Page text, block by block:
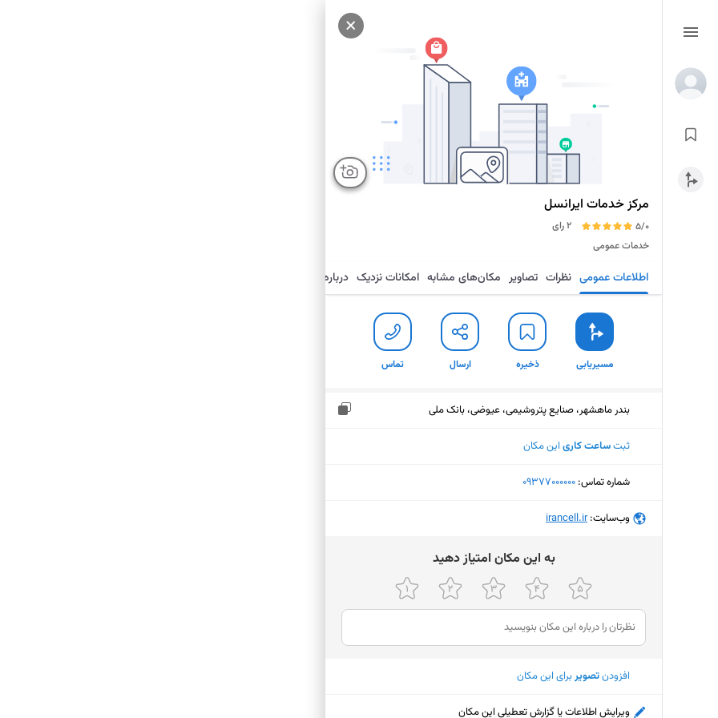
مرکز خدمات ایرانسل
5/0
2 رای
خدمات عمومی
اطلاعات عمومی نظرات تصاویر مکان‌های مشابه امکانات نزدیک درباره
مسیریابی ذخیره ارسال تماس
بندر ماهشهر، صنایع پتروشیمی، عیوضی، بانک ملی
ثبتساعت کاری این مکان
شماره تماس: ‎09377000000
وب‌سایت:‎irancell.ir
ﺑﻪ اﯾﻦ ﻣﮑﺎن اﻣﺘﯿﺎز دﻫﯿﺪ
افزودنتصویربرای این مکان
ویرایش اطلاعات یا گزارش تعطیلی این مکان